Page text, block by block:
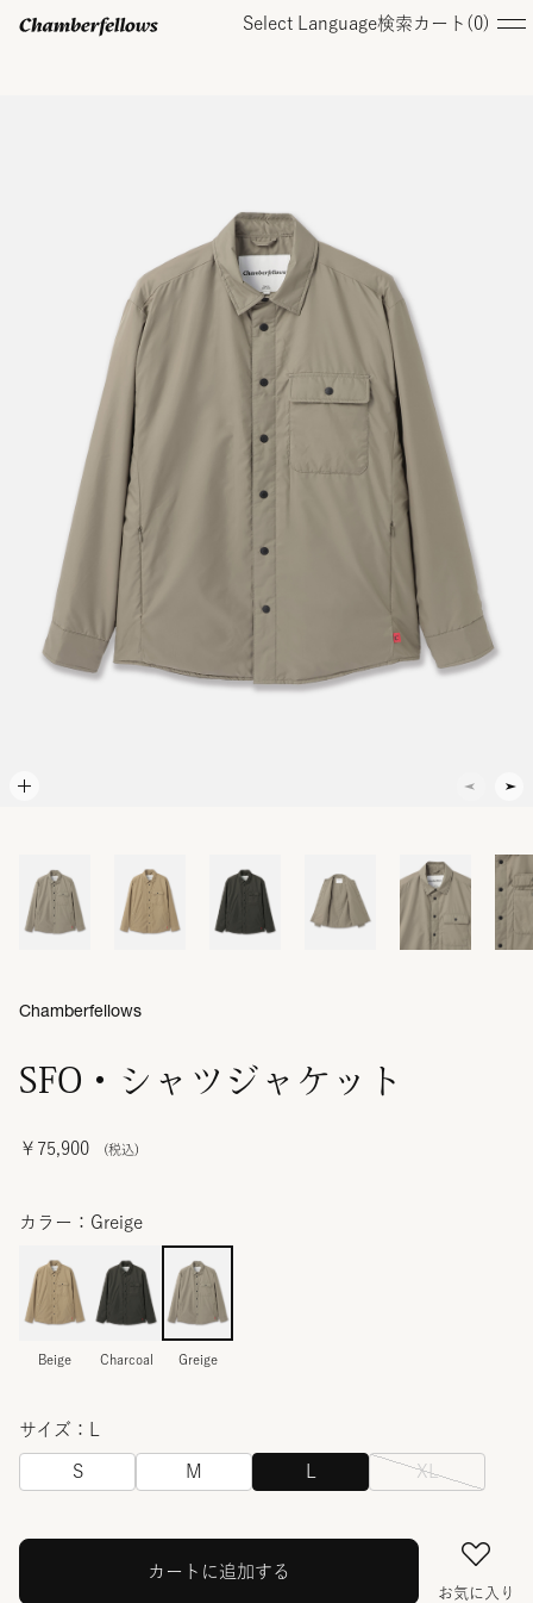
Select Language検索 カート( 0)
コレクション
お知らせ
SFO・シャツジャケット
￥75,900
Chamberfellows
カラー：Greige
Beige Charcoal Greige
サイズ：L
S M XL
カートに追加する
お気に入り